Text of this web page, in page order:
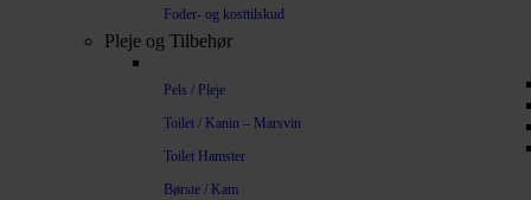
Foder- og kosttilskud
Pleje og Tilbehør
Pels / Pleje
Toilet / Kanin – Marsvin
Toilet Hamster
Børste / Kam